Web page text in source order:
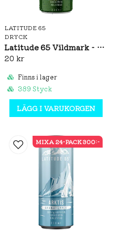
LATITUDE 65
DRYCK
Latitude 65 Vildmark - Jordgubb/Melon 330ml
20 kr
Finns i lager
389 Styck
LÄGG I VARUKORGEN
MIXA 24-PACK 300:-